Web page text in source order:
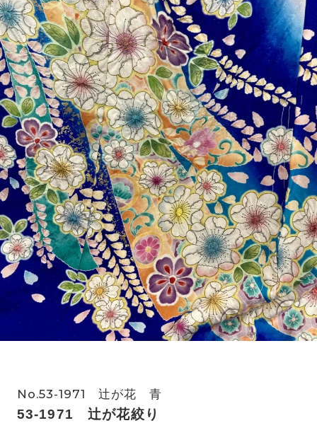
No.53-1971 辻が花 青
53-1971 辻が花絞り